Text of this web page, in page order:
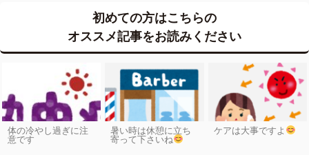
初めての方はこちらの
オススメ記事をお読みください
体の冷やし過ぎに注
意です
暑い時は休憩に立ち
寄って下さいね
ケアは大事ですよ